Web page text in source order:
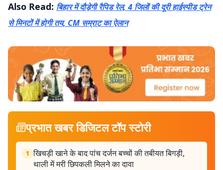
Also Read: बिहार में दौड़ेगी रैपिड रेल, 4 जिलों की दूरी हाईस्पीड ट्रेन
से मिनटों में होगी तय, CM सम्राट का ऐलान
प्रभात खबर डिजिटल टॉप स्टोरी
1 खिचड़ी खाने के बाद पांच दर्जन बच्चों की तबीयत बिगड़ी,
थाली में मरी छिपकली मिलने का दावा